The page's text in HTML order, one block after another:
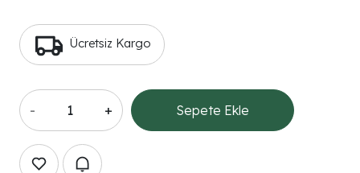
Ücretsiz Kargo
- + Sepete Ekle